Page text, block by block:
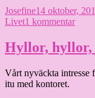
Författare
JosefinePublicerat
den
14 oktober,
Livet1 kommentartill
steg
oss
Hyllor,
Vårt nyväckta intresse
itu med kontoret.